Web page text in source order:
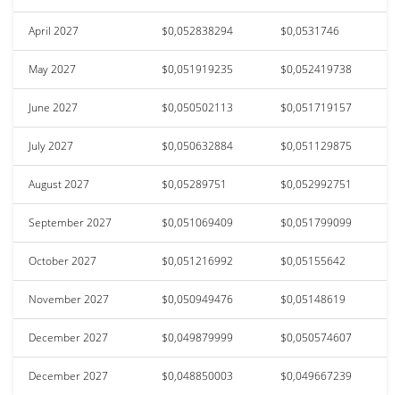
April 2027 $0,052838294 $0,0531746
May 2027 $0,051919235 $0,052419738
June 2027 $0,050502113 $0,051719157
July 2027 $0,050632884 $0,051129875
August 2027 $0,05289751 $0,052992751
September 2027 $0,051069409 $0,051799099
October 2027 $0,051216992 $0,05155642
November 2027 $0,050949476 $0,05148619
December 2027 $0,049879999 $0,050574607
December 2027 $0,048850003 $0,049667239